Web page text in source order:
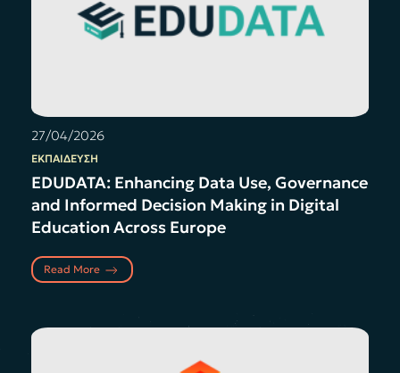
27/04/2026
ΕΚΠΑΊΔΕΥΣΗ
EDUDATA: Enhancing Data Use, Governance
and Informed Decision Making in Digital
Education Across Europe
Read More